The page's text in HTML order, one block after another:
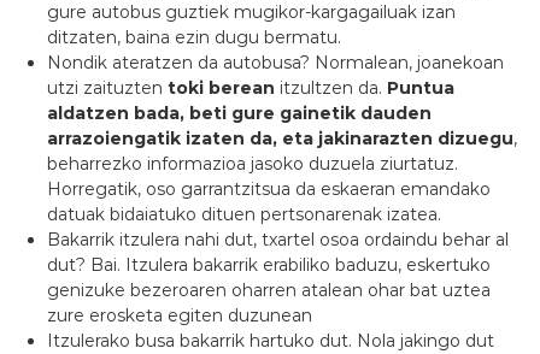
gure autobus guztiek mugikor-kargagailuak izan
ditzaten, baina ezin dugu bermatu.
Nondik ateratzen da autobusa? Normalean, joanekoan
utzi zaituzten toki berean itzultzen da. Puntua
aldatzen bada, beti gure gainetik dauden
arrazoiengatik izaten da, eta jakinarazten dizuegu,
beharrezko informazioa jasoko duzuela ziurtatuz.
Horregatik, oso garrantzitsua da eskaeran emandako
datuak bidaiatuko dituen pertsonarenak izatea.
Bakarrik itzulera nahi dut, txartel osoa ordaindu behar al
dut? Bai. Itzulera bakarrik erabiliko baduzu, eskertuko
genizuke bezeroaren oharren atalean ohar bat uztea
zure erosketa egiten duzunean
Itzulerako busa bakarrik hartuko dut. Nola jakingo dut